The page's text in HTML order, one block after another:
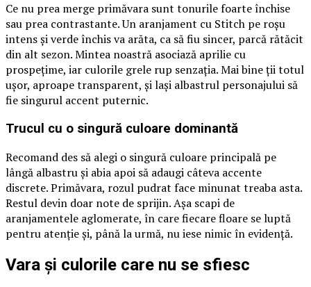
Ce nu prea merge primăvara sunt tonurile foarte închise
sau prea contrastante. Un aranjament cu Stitch pe roșu
intens și verde închis va arăta, ca să fiu sincer, parcă rătăcit
din alt sezon. Mintea noastră asociază aprilie cu
prospețime, iar culorile grele rup senzația. Mai bine ții totul
ușor, aproape transparent, și lași albastrul personajului să
fie singurul accent puternic.
Trucul cu o singură culoare dominantă
Recomand des să alegi o singură culoare principală pe
lângă albastru și abia apoi să adaugi câteva accente
discrete. Primăvara, rozul pudrat face minunat treaba asta.
Restul devin doar note de sprijin. Așa scapi de
aranjamentele aglomerate, în care fiecare floare se luptă
pentru atenție și, până la urmă, nu iese nimic în evidență.
Vara și culorile care nu se sfiesc